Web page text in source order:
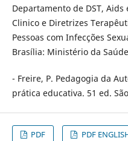
Departamento de DST,
Clinico e Diretrizes
Pessoas com Infecções
Brasília: Ministério da
- Freire, P. Pedagogia da
prática educativa. 51 ed.
PDF PDF